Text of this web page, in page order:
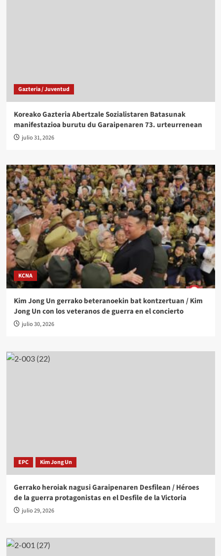
Gazteria / Juventud
Koreako Gazteria Abertzale Sozialistaren Batasunak
manifestazioa burutu du Garaipenaren 73. urteurrenean
julio 31, 2026
KCNA
Kim Jong Un gerrako beteranoekin bat kontzertuan / Kim
Jong Un con los veteranos de guerra en el concierto
julio 30, 2026
EPC Kim Jong Un
Gerrako heroiak nagusi Garaipenaren Desfilean / Héroes
de la guerra protagonistas en el Desfile de la Victoria
julio 29, 2026